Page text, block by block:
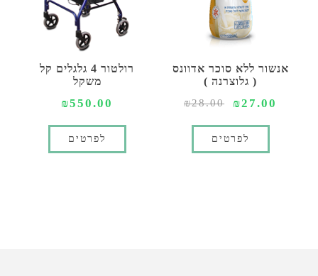
אנשור ללא סוכר אדוונס
( גלוצרנה )
₪27.00
₪28.00
לפרטים
רולטור 4 גלגלים קל
משקל
₪550.00
לפרטים